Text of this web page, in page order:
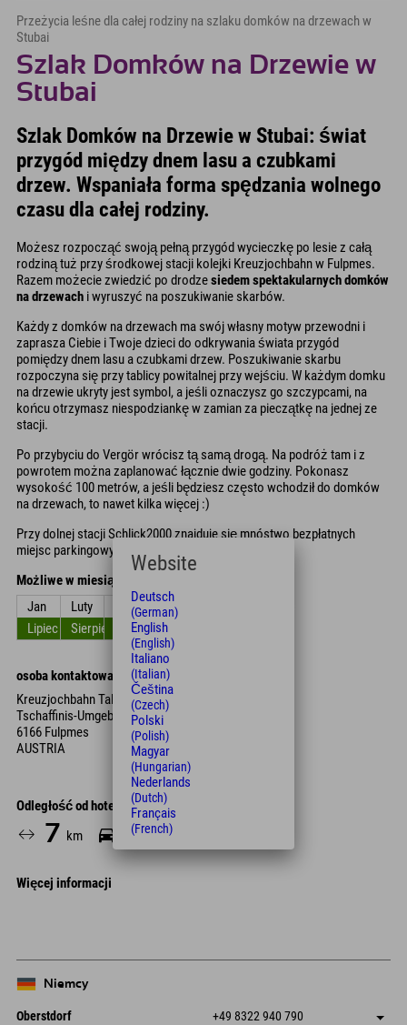
Przeżycia leśne dla całej rodziny na szlaku domków na drzewach w
Stubai
Szlak Domków na Drzewie w
Stubai
Szlak Domków na Drzewie w Stubai: świat
przygód między dnem lasu a czubkami
drzew. Wspaniała forma spędzania wolnego
czasu dla całej rodziny.
Możesz rozpocząć swoją pełną przygód wycieczkę po lesie z całą
rodziną tuż przy środkowej stacji kolejki Kreuzjochbahn w Fulpmes.
Razem możecie zwiedzić po drodzesiedem spektakularnych domków
na drzewach i wyruszyć na poszukiwanie skarbów.
Każdy z domków na drzewach ma swój własny motyw przewodni i
zaprasza Ciebie i Twoje dzieci do odkrywania świata przygód
pomiędzy dnem lasu a czubkami drzew. Poszukiwanie skarbu
rozpoczyna się przy tablicy powitalnej przy wejściu. W każdym domku
na drzewie ukryty jest symbol, a jeśli oznaczysz go szczypcami, na
końcu otrzymasz niespodziankę w zamian za pieczątkę na jednej ze
stacji.
Po przybyciu do Vergör wrócisz tą samą drogą. Na podróż tam i z
powrotem można zaplanować łącznie dwie godziny. Pokonasz
wysokość 100 metrów, a jeśli będziesz często wchodził do domków
na drzewach, to nawet kilka więcej :)
Przy dolnej stacji Schlick2000 znajduje się mnóstwo bezpłatnych
miejsc parkingowych.
Możliwe w miesiącach
Jan
Luty Zniszczyćkwiecień
Lipiec
Sierpień WrzesieńPaździernik
osoba kontaktowa
Kreuzjochbahn Talstation
Tschaffinis-Umgebung 26
6166 Fulpmes
AUSTRIA
Odległość od hotelu
7 km 12 Min.
Więcej informacji
Niemcy
Oberstdorf +49 8322 940 790
Website
Deutsch
(German)
English
(English)
Italiano
(Italian)
Čeština
(Czech)
Polski
(Polish)
Magyar
(Hungarian)
Nederlands
(Dutch)
Français
(French)